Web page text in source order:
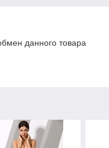
данного товара